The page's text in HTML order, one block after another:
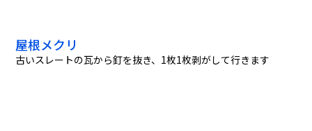
屋根メクリ
古いスレートの瓦から釘を抜き、1枚1枚剥がして行きます